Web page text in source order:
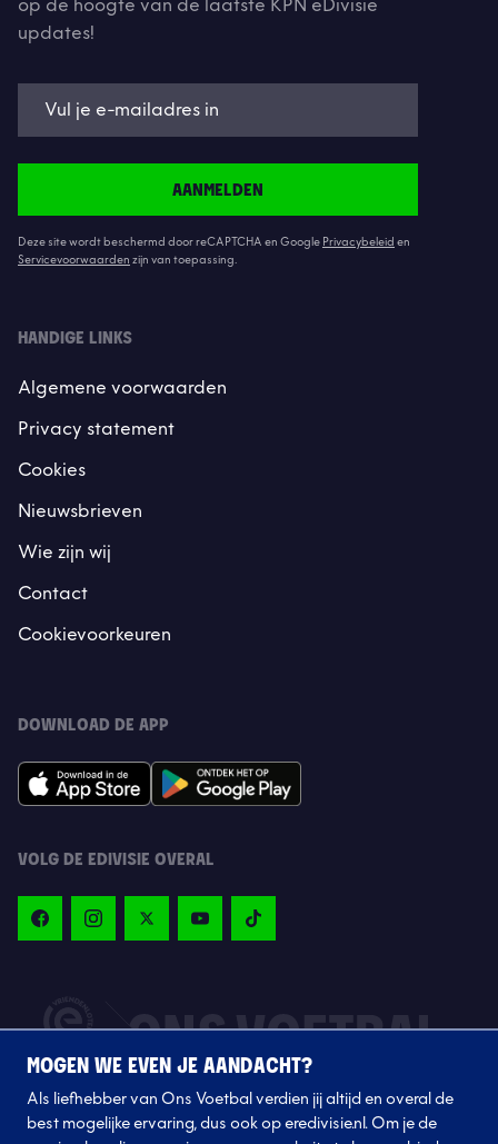
op de hoogte van de laatste KPN eDivisie
updates!
AANMELDEN
Deze site wordt beschermd door reCAPTCHA en Google Privacybeleid en
Servicevoorwaarden zijn van toepassing.
HANDIGE LINKS
Algemene voorwaarden
Privacy statement
Cookies
Nieuwsbrieven
Wie zijn wij
Contact
Cookievoorkeuren
DOWNLOAD DE APP
VOLG DE EDIVISIE OVERAL
MOGEN WE EVEN JE AANDACHT?
Als liefhebber van Ons Voetbal verdien jij altijd en overal de
best mogelijke ervaring, dus ook op eredivisie.nl. Om je de